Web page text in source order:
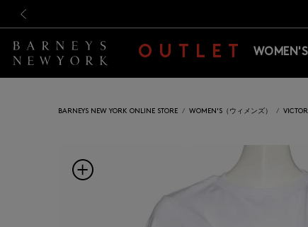
新規登録のお客様も対象
新規登録のお客様も対象
OUTLET WOMEN'S
BARNEYS NEW YORK ONLINE STORE WOMEN'S（ウィメンズ）